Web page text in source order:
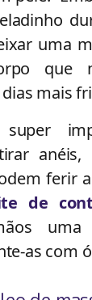
uma
que
mais
super
anéis,
ferir
de
as com